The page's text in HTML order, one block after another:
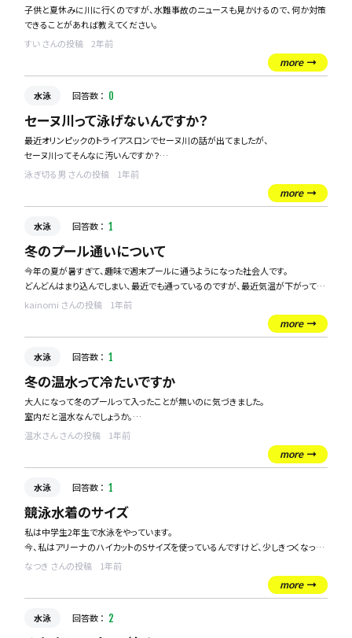
子供と夏休みに川に行くのですが、水難事故のニュースも見かけるので、何か対策
できることがあれば教えてください。
すい さんの投稿
2年前
more
水泳 回答数 ： 0
セーヌ川って泳げないんですか？
最近オリンピックのトライアスロンでセーヌ川の話が出てましたが、
セーヌ川ってそんなに汚いんですか？
確かにどぶ川で泳げって言われたら、絶対嫌ですけど、知ってる人いたら教えてくだ
泳ぎ切る男 さんの投稿
1年前
more
水泳 回答数 ： 1
冬のプール通いについて
今年の夏が暑すぎて、趣味で週末プールに通うようになった社会人です。
どんどんはまり込んでしまい、最近でも通っているのですが、最近気温が下がってき
たこともあり、行き帰りの道中が億劫でプールに行く足が重くなってきたなと感じ
kainomi さんの投稿
1年前
more
水泳 回答数 ： 1
冬の温水って冷たいですか
大人になって冬のプールって入ったことが無いのに気づきました。
室内だと温水なんでしょうか。
ちなみに室外のプールは地獄なんでしょうか。
温水さん さんの投稿
1年前
more
水泳 回答数 ： 1
競泳水着のサイズ
私は中学生2年生で水泳をやっています。
今、私はアリーナのハイカットのSサイズを使っているんですけど、少しきつくなって
きたかなと思っています。みなさんの何サイズの水着を着ているのかか気になり、
質問してみました。中学生の女子や高校生の方、回答よろしくお願いします。
なつき さんの投稿
1年前
more
水泳 回答数 ： 2